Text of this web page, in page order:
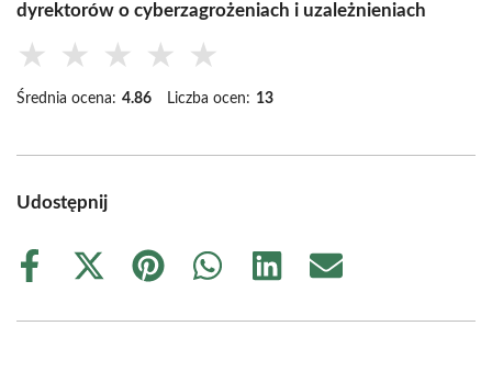
dyrektorów o cyberzagrożeniach i uzależnieniach
★ ★ ★ ★ ★
Średnia ocena: 4.86 Liczba ocen: 13
Udostępnij
Share
Share
(Twitter)
Share
Share
Share
Share